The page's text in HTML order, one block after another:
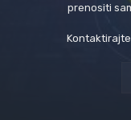
prenositi